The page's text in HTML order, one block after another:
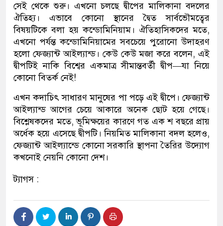
সেই থেকে শুরু। এখনো চলছে দ্বীপের মালিকানা বদলের
ঐতিহ্য। এভাবে কোনো স্থানের দ্বৈত সার্বভৌমত্বের
বিষয়টিকে বলা হয় কন্ডোমিনিয়াম। ঐতিহাসিকদের মতে,
এখনো পর্যন্ত কন্ডোমিনিয়ামের সবচেয়ে পুরোনো উদাহরণ
হলো ফেজ্যান্ট আইল্যান্ড। কেউ কেউ মজা করে বলেন, এই
দ্বীপটিই নাকি বিশ্বের একমাত্র সীমান্তবর্তী দ্বীপ—যা নিয়ে
কোনো বিতর্ক নেই!
এখন কদাচিৎ সাধারণ মানুষের পা পড়ে এই দ্বীপে। ফেজ্যান্ট
আইল্যান্ড আগের চেয়ে আকারে অনেক ছোট হয়ে গেছে।
বিশ্লেষকদের মতে, ভূমিক্ষয়ের কারণে গত এক শ বছরে প্রায়
অর্ধেক হয়ে এসেছে দ্বীপটি। নিয়মিত মালিকানা বদল হলেও,
ফেজ্যান্ট আইল্যান্ডে কোনো সরকারি স্থাপনা তৈরির উদ্যোগ
কখনোই নেয়নি কোনো দেশ।
ট্যাগস :